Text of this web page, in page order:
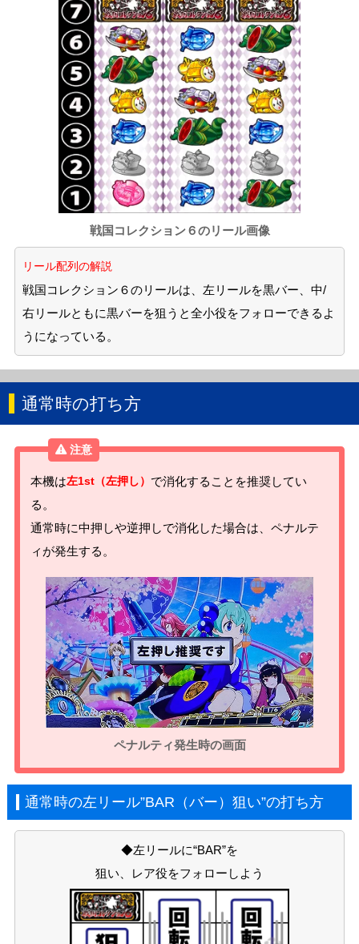
戦国コレクション６のリール画像
リール配列の解説
戦国コレクション６のリールは、左リールを黒バー、中/
右リールともに黒バーを狙うと全小役をフォローできるよ
うになっている。
通常時の打ち方
本機は左1st（左押し） で消化することを推奨してい
る。
通常時に中押しや逆押しで消化した場合は、ペナルテ
ィが発生する。
ペナルティ発生時の画面
通常時の左リール”BAR（バー）狙い”の打ち方
◆左リールに“BAR”を
狙い、レア役をフォローしよう